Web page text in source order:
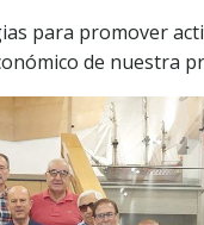
para promover
de nuestra